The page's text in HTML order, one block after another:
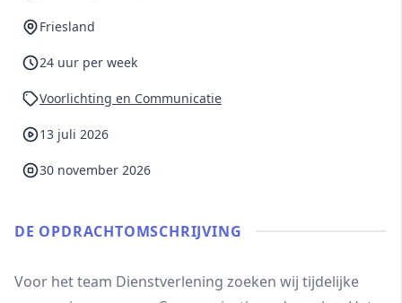
Ben je al lid?
Friesland
24 uur per week
Voorlichting en Communicatie
13 juli 2026
30 november 2026
DE OPDRACHT­OMSCHRIJVING
Voor het team Dienstverlening zoeken wij tijdelijke